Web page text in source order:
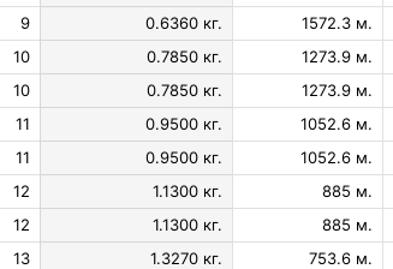
9 0.6360 кг. 1572.3 м.
10 0.7850 кг. 1273.9 м.
10 0.7850 кг. 1273.9 м.
11 0.9500 кг. 1052.6 м.
11 0.9500 кг. 1052.6 м.
12 1.1300 кг. 885 м.
12 1.1300 кг. 885 м.
13 1.3270 кг. 753.6 м.